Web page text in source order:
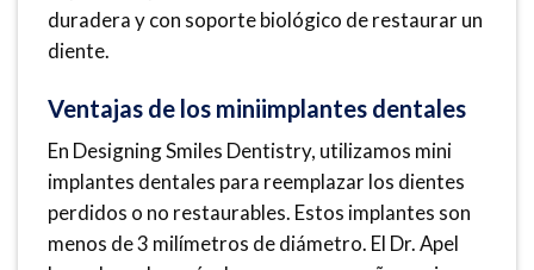
duradera y con soporte biológico de restaurar un
diente.
Ventajas de los miniimplantes dentales
En Designing Smiles Dentistry, utilizamos mini
implantes dentales para reemplazar los dientes
perdidos o no restaurables. Estos implantes son
menos de 3 milímetros de diámetro. El Dr. Apel